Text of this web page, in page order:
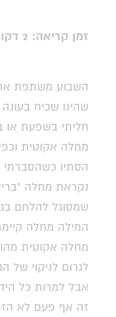
זמן קריאה: 2 דקות
השבוע משתפת
שהינו שכיח בעונה
חליתי בשפעת או
מחלה אקוטית
הסתיו כשהסברתי
נקראת מחלה
שמסוגל להלחם
המילה מחלה
מחלה אקוטית
לגרום לניקוי של
אבל למרות כל
זה אף פעם לא